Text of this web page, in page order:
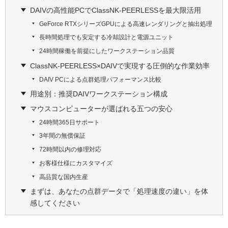
DAIVの高性能PCでClassNK-PEERLESSを最大限活用
GeForce RTXシリーズGPUによる高速レンダリングと抽出処理
長時間処理でも安定する冷却設計と電源ユニット
24時間稼働を前提にしたワークステーション品質
ClassNK-PEERLESS×DAIVで実現する圧倒的な作業効率
DAIV PCによる点群処理パフォーマンス比較
用途別：推奨DAIVワークステーション構成
マウスコンピューターが選ばれる五つの安心
24時間365日サポート
3年間の無償保証
72時間以内の修理対応
お客様仕様にカスタマイズ
高品質な国内生産
まずは、あなたの点群データで「処理速度の違い」を体
感してください